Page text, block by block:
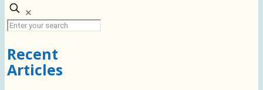
✕
Recent
Articles